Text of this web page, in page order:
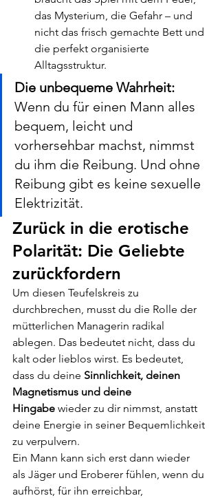
das Mysterium, die Gefahr – und
nicht das frisch gemachte Bett und
die perfekt organisierte
Alltagsstruktur.
Die unbequeme Wahrheit:
Wenn du für einen Mann alles
bequem, leicht und
vorhersehbar machst, nimmst
du ihm die Reibung. Und ohne
Reibung gibt es keine sexuelle
Elektrizität.
Zurück in die erotische
Polarität: Die Geliebte
zurückfordern
Um diesen Teufelskreis zu
durchbrechen, musst du die Rolle der
mütterlichen Managerin radikal
ablegen. Das bedeutet nicht, dass du
kalt oder lieblos wirst. Es bedeutet,
dass du deine Sinnlichkeit, deinen
Magnetismus und deine
Hingabe wieder zu dir nimmst, anstatt
deine Energie in seiner Bequemlichkeit
zu verpulvern.
Ein Mann kann sich erst dann wieder
als Jäger und Eroberer fühlen, wenn du
aufhörst, für ihn erreichbar,